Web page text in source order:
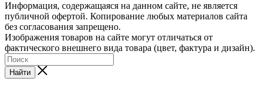
Информация, содержащаяся на данном сайте, не является
публичной офертой. Копирование любых материалов сайта
без согласования запрещено.
Изображения товаров на сайте могут отличаться от
фактического внешнего вида товара (цвет, фактура и дизайн).
Найти